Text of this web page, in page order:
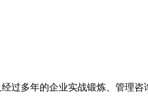
多年的企业实战锻炼、管理咨